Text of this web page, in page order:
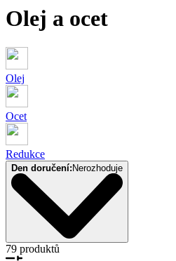
Olej a ocet
Olej
Ocet
Redukce
Den doručení: Nerozhoduje
79 produktů